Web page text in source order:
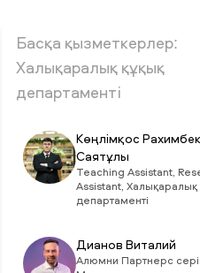
Басқа қызметкерлер:
Халықаралық құқық
департаменті
Көңлімқос Рахимбек
Саятұлы
Teaching Assistant,
Assistant, Халықаралық
департаменті
Дианов Виталий
Алюмни Партнерс